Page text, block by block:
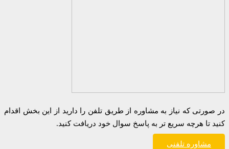
در صورتی که نیاز به مشاوره از طریق تلفن را دارید از این بخش اقدام
کنید تا هرچه سریع تر به پاسخ سوال خود دریافت کنید.
مشاوره تلفنی